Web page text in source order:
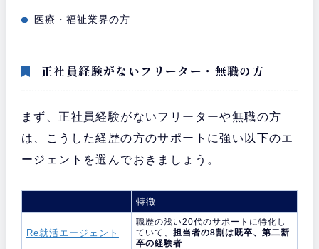
医療・福祉業界の方
正社員経験がないフリーター・無職の方
まず、正社員経験がないフリーターや無職の方
は、こうした経歴の方のサポートに強い以下のエ
ージェントを選んでおきましょう。
特徴
Re就活エージェント
職歴の浅い20代のサポートに特化し
ていて、 担当者の8割は既卒、第二新
卒の経験者